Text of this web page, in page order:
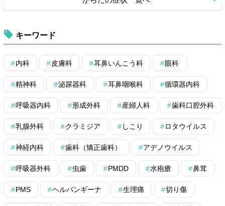
キーワード
内科 皮膚科 耳鼻いんこう科 眼科
精神科 泌尿器科 耳鼻咽喉科 循環器内科
呼吸器内科 形成外科 産婦人科 歯科口腔外科
乳腺外科 クラミジア しこり ロタウイルス
神経内科 歯科（矯正歯科） アデノウイルス
呼吸器外科 虫歯 PMDD 水疱瘡 鼻茸
PMS ヘルパンギーナ 生理痛 切り傷